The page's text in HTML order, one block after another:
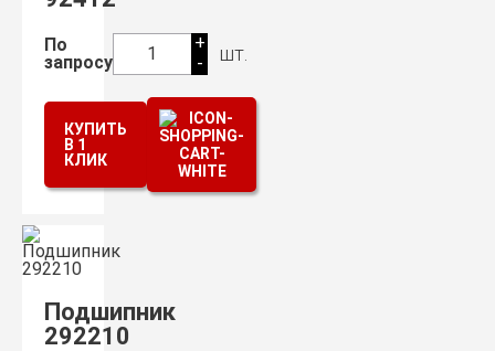
По
запросу
1
+
-
шт.
КУПИТЬ
В 1
КЛИК
Подшипник
292210